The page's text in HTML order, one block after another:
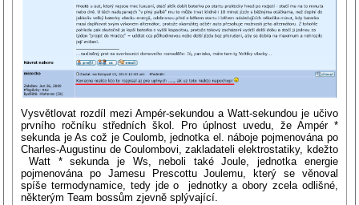
Vysvětlovat rozdíl mezi Ampér-sekundou a Watt-sekundou je učivo
prvního ročníku středních škol. Pro úplnost uvedu, že Ampér *
sekunda je As což je Coulomb, jednotka el. náboje pojmenována po
Charles-Augustinu de Coulombovi, zakladateli elektrostatiky, kdežto
Watt * sekunda je Ws, neboli také Joule, jednotka energie
pojmenována po Jamesu Prescottu Joulemu, který se věnoval
spíše termodynamice, tedy jde o jednotky a obory zcela odlišné,
některým Team bossům zjevně splývající.